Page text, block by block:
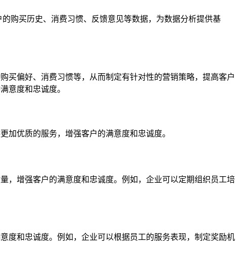
购买历史、消费习惯、反馈意见等数据，为数据分析提供基
买偏好、消费习惯等，从而制定有针对性的营销策略，提高客户
意度和忠诚度。
加优质的服务，增强客户的满意度和忠诚度。
，增强客户的满意度和忠诚度。例如，企业可以定期组织员工培
度和忠诚度。例如，企业可以根据员工的服务表现，制定奖励机